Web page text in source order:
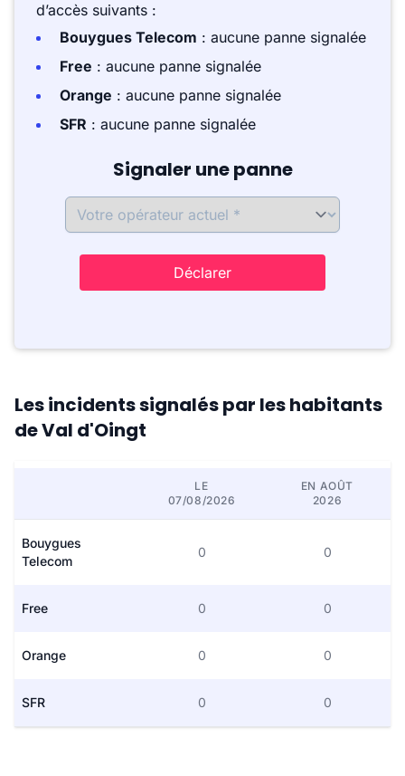
d’accès suivants :
Bouygues Telecom : aucune panne signalée
Free : aucune panne signalée
Orange : aucune panne signalée
SFR : aucune panne signalée
Signaler une panne
Déclarer
Les incidents signalés par les habitants
de Val d'Oingt
LE
07/08/2026
EN AOÛT
2026
Bouygues
Telecom
0 0
Free 0 0
Orange 0 0
SFR 0 0